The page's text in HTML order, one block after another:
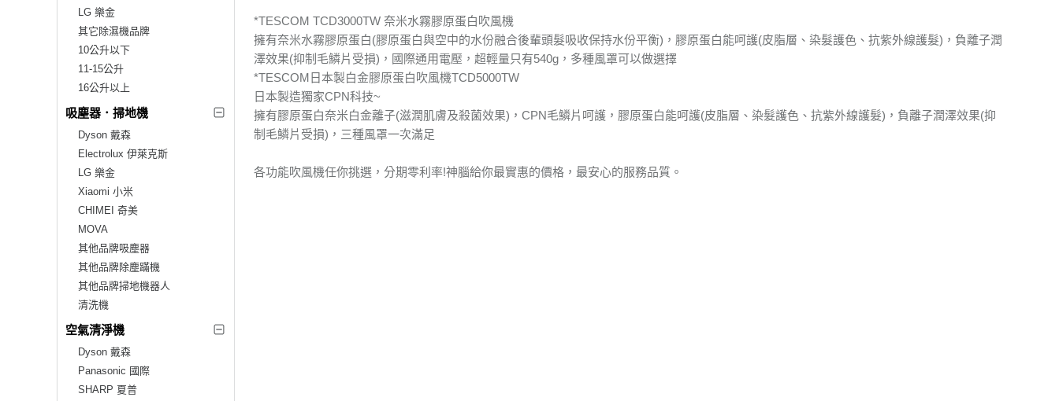
LG 樂金
其它除濕機品牌
10公升以下
11-15公升
16公升以上
吸塵器．掃地機
Dyson 戴森
Electrolux 伊萊克斯
LG 樂金
Xiaomi 小米
CHIMEI 奇美
MOVA
其他品牌吸塵器
其他品牌除塵蹣機
其他品牌掃地機器人
清洗機
空氣清淨機
Dyson 戴森
Panasonic 國際
SHARP 夏普
*TESCOM TCD3000TW 奈米水霧膠原蛋白吹風機
擁有奈米水霧膠原蛋白(膠原蛋白與空中的水份融合後輩頭髮吸收保持水份平衡)，膠原蛋白能呵護(皮脂層、染髮護色、抗紫外線護髮)，負離子潤
澤效果(抑制毛鱗片受損)，國際通用電壓，超輕量只有540g，多種風罩可以做選擇
*TESCOM日本製白金膠原蛋白吹風機TCD5000TW
日本製造獨家CPN科技~
擁有膠原蛋白奈米白金離子(滋潤肌膚及殺菌效果)，CPN毛鱗片呵護，膠原蛋白能呵護(皮脂層、染髮護色、抗紫外線護髮)，負離子潤澤效果(抑
制毛鱗片受損)，三種風罩一次滿足
各功能吹風機任你挑選，分期零利率!神腦給你最實惠的價格，最安心的服務品質。